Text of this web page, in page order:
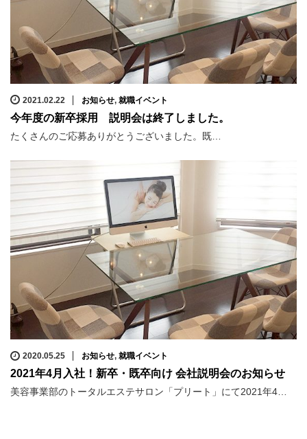
2021.02.22 お知らせ, 就職イベント
今年度の新卒採用 説明会は終了しました。
たくさんのご応募ありがとうございました。既…
2020.05.25 お知らせ, 就職イベント
2021年4月入社！新卒・既卒向け 会社説明会のお知らせ
美容事業部のトータルエステサロン「プリート」にて2021年4…